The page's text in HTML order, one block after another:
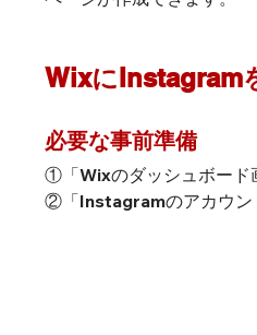
WixにInstagram
必要な事前準備
①「Wixのダッシュボード
②「Instagramのアカウン